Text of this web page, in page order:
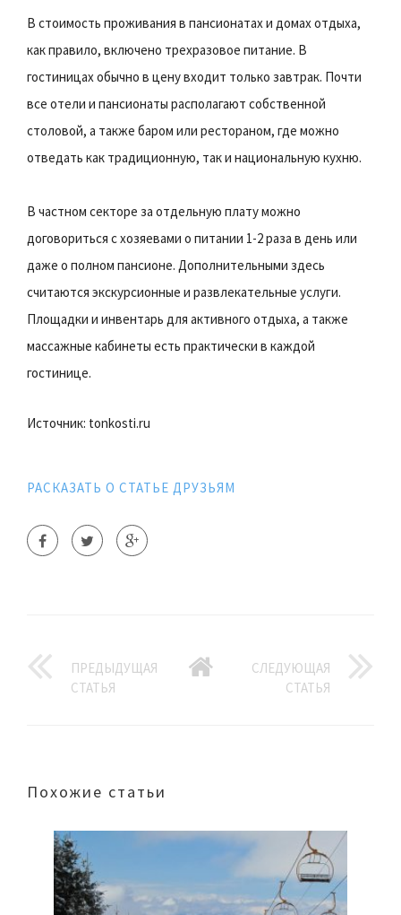
В стоимость проживания в пансионатах и домах отдыха,
как правило, включено трехразовое питание. В
гостиницах обычно в цену входит только завтрак. Почти
все отели и пансионаты располагают собственной
столовой, а также баром или рестораном, где можно
отведать как традиционную, так и национальную кухню.
В частном секторе за отдельную плату можно
договориться с хозяевами о питании 1-2 раза в день или
даже о полном пансионе. Дополнительными здесь
считаются экскурсионные и развлекательные услуги.
Площадки и инвентарь для активного отдыха, а также
массажные кабинеты есть практически в каждой
гостинице.
Источник: tonkosti.ru
РАСКАЗАТЬ О СТАТЬЕ ДРУЗЬЯМ
ПРЕДЫДУЩАЯ
СТАТЬЯ
СЛЕДУЮЩАЯ
СТАТЬЯ
Похожие статьи